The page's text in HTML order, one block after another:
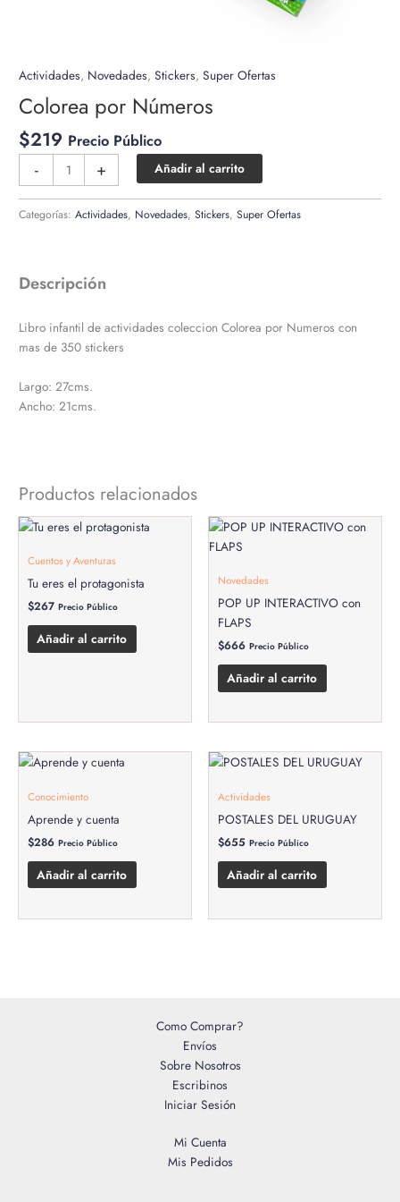
Actividades, Novedades,Stickers,Super Ofertas
Colorea por Números
$219 Precio Público
-
por
Números
cantidad
+ Añadir al carrito
Categorías:Actividades, Novedades,Stickers,Super Ofertas
Descripción
Libro infantil de actividades coleccion Colorea por Numeros con
mas de 350 stickers
Largo: 27cms.
Ancho: 21cms.
Productos relacionados
Cuentos y Aventuras
Tu eres el protagonista
$267 Precio Público
Añadir al carrito
Novedades
POP UP INTERACTIVO con
FLAPS
$666 Precio Público
Añadir al carrito
Conocimiento
Aprende y cuenta
$286 Precio Público
Añadir al carrito
Actividades
POSTALES DEL URUGUAY
$655 Precio Público
Añadir al carrito
Como Comprar?
Envíos
Sobre Nosotros
Escribinos
Iniciar Sesión
Mi Cuenta
Mis Pedidos